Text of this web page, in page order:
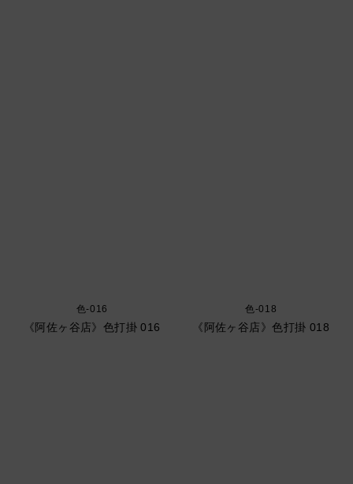
色-016
《阿佐ヶ谷店》色打掛 016
色-018
《阿佐ヶ谷店》色打掛 018